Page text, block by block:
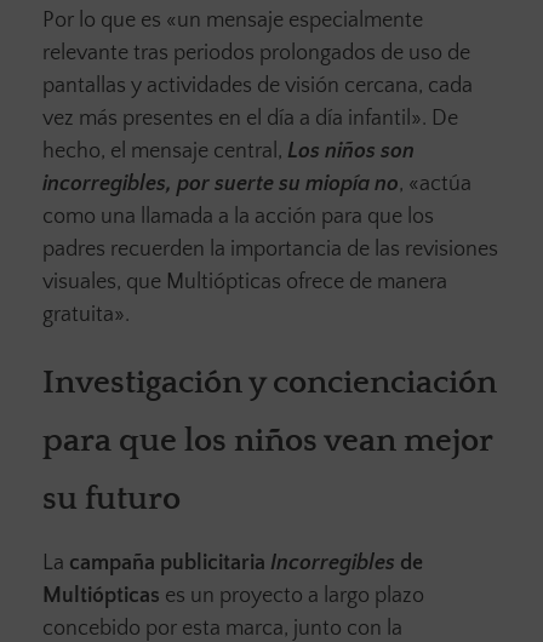
Por lo que es «un mensaje especialmente
relevante tras periodos prolongados de uso de
pantallas y actividades de visión cercana, cada
vez más presentes en el día a día infantil». De
hecho, el mensaje central, Los niños son
incorregibles, por suerte su miopía no, «actúa
como una llamada a la acción para que los
padres recuerden la importancia de las revisiones
visuales, que Multiópticas ofrece de manera
gratuita».
Investigación y concienciación
para que los niños vean mejor
su futuro
La campaña publicitaria Incorregibles de
Multiópticas es un proyecto a largo plazo
concebido por esta marca, junto con la